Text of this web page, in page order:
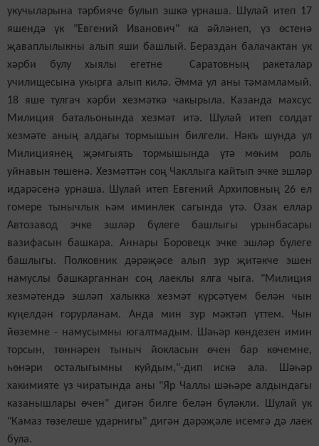
укучыларына тәрбияче булып эшкә урнаша. Шулай итеп 17
яшендә үк "Евгений Иванович" ка әйләнеп, үз өстенә
җаваплылыкны алып яши башлый. Бераздан балачактан ук
хәрби булу хыялы егетне Саратовның ракеталар
училищесына укырга алып килә. Әмма ул аны тәмамламый.
18 яше тулгач хәрби хезмәткә чакырыла. Казанда махсус
Милиция батальонында хезмәт итә. Шулай итеп солдат
хезмәте аның алдагы тормышын билгели. Нәкъ шунда ул
Милициянең җәмгыять тормышында үтә мөһим роль
уйнавын төшенә. Хезмәттән соң Чакллыга кайтып эчке эшләр
идарәсенә урнаша. Шулай итеп Евгений Архиповның 26 ел
гомере тынычлык һәм иминлек сагында үтә. Озак еллар
Автозавод эчке эшләр бүлеге башлыгы урынбасары
вазифасын башкара. Аннары Боровецк эчке эшләр бүлеге
башлыгы. Полковник дәрәҗәсе алып зур җитәкче эшен
намуслы башкарганнан соң лаеклы ялга чыга. "Милиция
хезмәтендә эшләп халыкка хезмәт күрсәтүем белән чын
күңелдән горурланам. Анда мин зур мәктәп үттем. Чын
йөземне - намусымны югалтмадым. Шәһәр көндезен имин
торсын, төннәрен тыныч йокласын өчен бар көчемне,
һөнәри осталыгымны куйдым,"-дип искә ала. Шәһәр
хакимияте үз чиратында аны "Яр Чаллы шәһәре алдындагы
казанышлары өчен" дигән билге белән бүләкли. Шулай ук
"Камаз төзелеше ударнигы" дигән дәрәҗәле исемгә дә лаек
була.